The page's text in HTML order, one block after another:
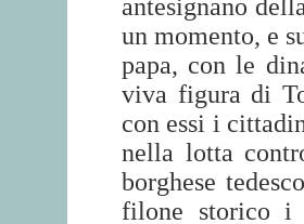
antesignano
un momento, e
papa, con le
viva figura di
con essi i
nella lotta
borghese
filone storico i